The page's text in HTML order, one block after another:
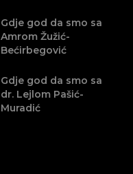
Gdje god da smo sa
Amrom Žužić-
Bećirbegović
Gdje god da smo sa
dr. Lejlom Pašić-
Muradić